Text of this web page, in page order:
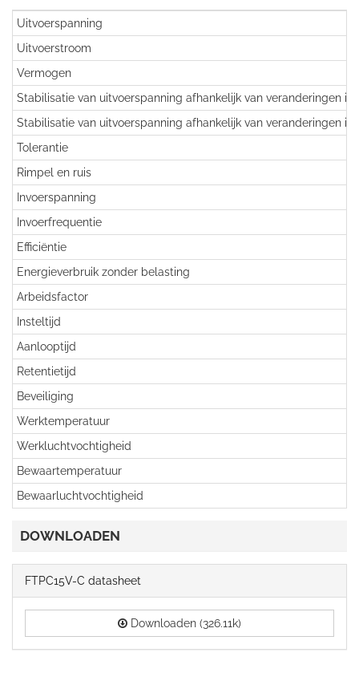
Uitvoerspanning
Uitvoerstroom
Vermogen
Stabilisatie van uitvoerspanning afhankelijk van veranderingen in
Stabilisatie van uitvoerspanning afhankelijk van veranderingen in
Tolerantie
Rimpel en ruis
Invoerspanning
Invoerfrequentie
Efficiëntie
Energieverbruik zonder belasting
Arbeidsfactor
Insteltijd
Aanlooptijd
Retentietijd
Beveiliging
Werktemperatuur
Werkluchtvochtigheid
Bewaartemperatuur
Bewaarluchtvochtigheid
DOWNLOADEN
FTPC15V-C datasheet
Downloaden (326.11k)